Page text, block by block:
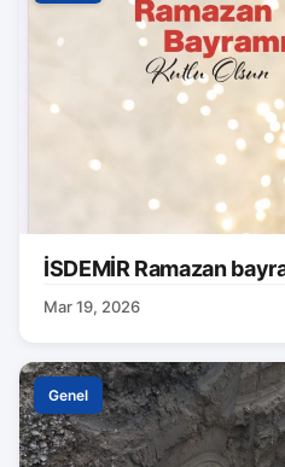
İSDEMİR Ramazan
Mar 19, 2026
Genel